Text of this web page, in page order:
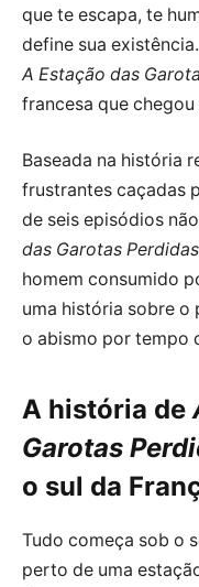
que te escapa, te
define sua
A Estação das
francesa que chegou
Baseada na história
frustrantes caçadas
de seis episódios
das Garotas Perdidas
homem consumido
uma história sobre o
o abismo por tempo
A história de
Garotas
o sul da
Tudo começa sob o
perto de uma